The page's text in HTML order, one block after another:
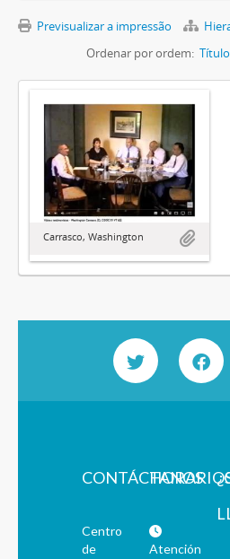
Previsualizar a impressão
Ordenar por ordem: Título
Carrasco, Washington
CONTÁCTANOS
Centro
de
Atención